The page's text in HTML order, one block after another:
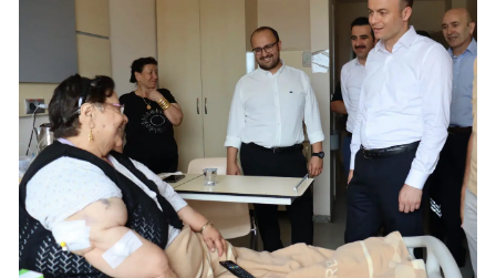
Bayburt
Karaman
Kırıkkale
Batman
Şırnak
Bartın